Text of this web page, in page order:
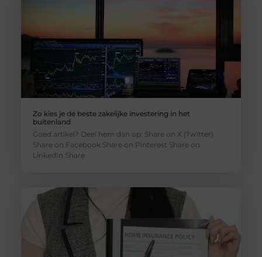
Zo kies je de beste zakelijke investering in het
buitenland
Goed artikel? Deel hem dan op: Share on X (Twitter)
Share on Facebook Share on Pinterest Share on
LinkedIn Share